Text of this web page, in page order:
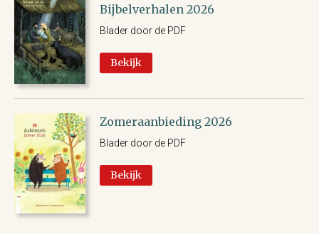
Bijbelverhalen 2026
Blader door de PDF
Bekijk
Zomeraanbieding 2026
Blader door de PDF
Bekijk